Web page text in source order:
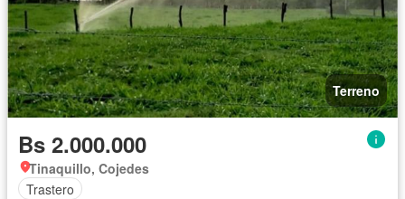
Terreno
Bs 2.000.000
Tinaquillo, Cojedes
Trastero